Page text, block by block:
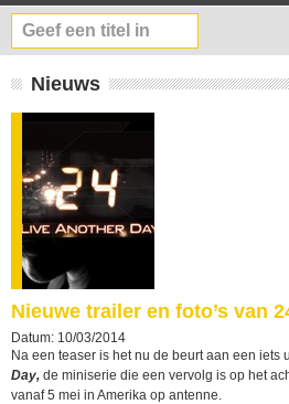
Nieuws
Nieuwe trailer en foto’s van
Datum: 10/03/2014
Na een teaser is het nu de beurt aan een iets
Day, de miniserie die een vervolg is op het
vanaf 5 mei in Amerika op antenne.